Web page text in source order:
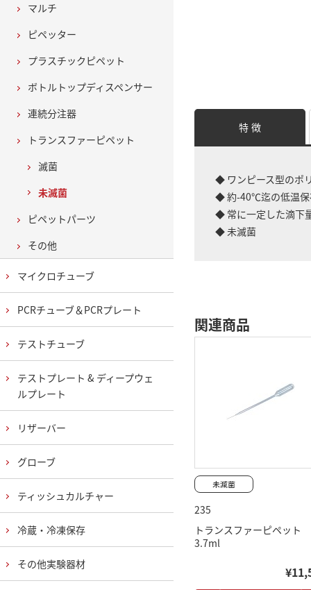
特 徴
◆ ワンピース型のポ
◆ 約-40℃迄の低温保
◆ 常に一定した滴下
◆ 未滅菌
関連商品
235
トランスファーピペット
3.7ml
マルチ
ピペッター
プラスチックピペット
ボトルトップディスペンサー
連続分注器
トランスファーピペット
滅菌
未滅菌
ピペットパーツ
その他
マイクロチューブ
PCRチューブ＆PCRプレート
テストチューブ
テストプレート & ディープウェ
ルプレート
リザーバー
グローブ
ティッシュカルチャー
冷蔵・冷凍保存
その他実験器材